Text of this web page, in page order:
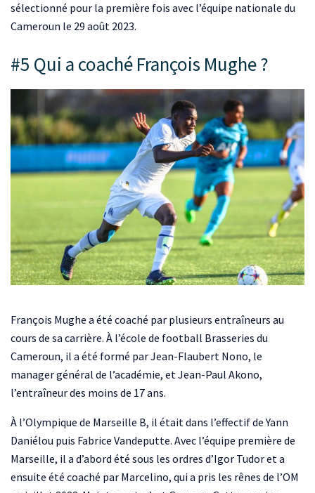
sélectionné pour la première fois avec l’équipe nationale du
Cameroun le 29 août 2023.
#5 Qui a coaché François Mughe ?
François Mughe a été coaché par plusieurs entraîneurs au
cours de sa carrière. À l’école de football Brasseries du
Cameroun, il a été formé par Jean-Flaubert Nono, le
manager général de l’académie, et Jean-Paul Akono,
l’entraîneur des moins de 17 ans.
À l’Olympique de Marseille B, il était dans l’effectif de Yann
Daniélou puis Fabrice Vandeputte. Avec l’équipe première de
Marseille, il a d’abord été sous les ordres d’Igor Tudor et a
ensuite été coaché par Marcelino, qui a pris les rênes de l’OM